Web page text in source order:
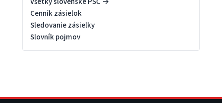
Cenník zásielok
Sledovanie zásielky
Slovník pojmov